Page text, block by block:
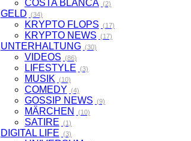
COSTA BLANCA (2)
GELD (34)
KRYPTO FLOPS (17)
KRYPTO NEWS (17)
UNTERHALTUNG (30)
VIDEOS (86)
LIFESTYLE (3)
MUSIK (10)
COMEDY (4)
GOSSIP NEWS (9)
MÄRCHEN (10)
SATIRE (1)
DIGITAL LIFE (3)